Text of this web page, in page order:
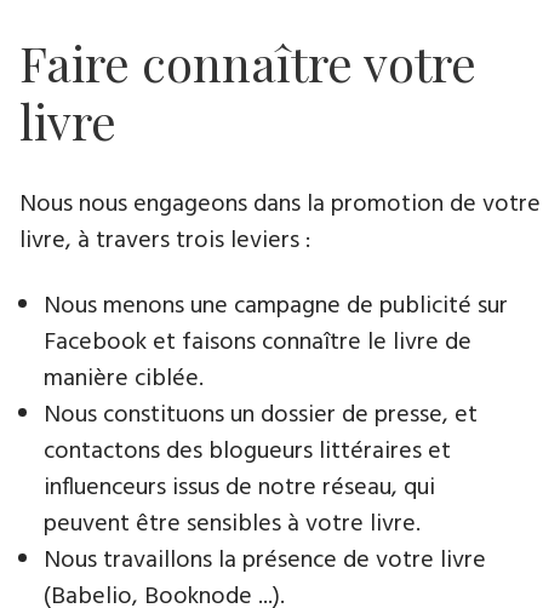
Faire connaître votre
livre
Nous nous engageons dans la promotion de votre
livre​, à travers trois leviers :
Nous menons une campagne de publicité sur
Facebook et faisons connaître le livre de
manière ciblée.
Nous constituons un dossier de presse, et
contactons des blogueurs littéraires et
influenceurs issus de notre réseau, qui
peuvent être sensibles à votre livre.
Nous travaillons la présence de votre livre
(Babelio, Booknode ...).